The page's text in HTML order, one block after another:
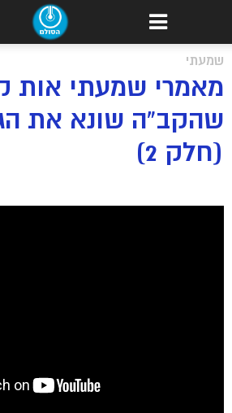
שמעתי
מאמרי שמעתי אות
שהקב”ה שונא את
(חלק 2)